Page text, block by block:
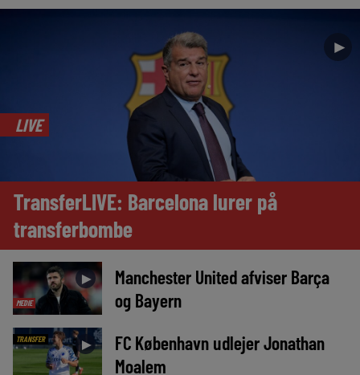
►
LIVE
TransferLIVE: Barcelona lurer på
transferbombe
MEDIE
►
Manchester United afviser Barça
og Bayern
TRANSFER ►
FC København udlejer Jonathan
Moalem